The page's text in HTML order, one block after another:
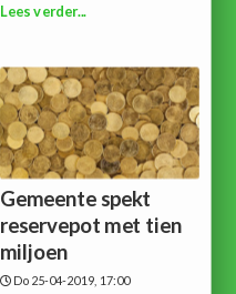
Lees verder...
Gemeente spekt
reservepot met tien
miljoen
Do 25-04-2019, 17:00